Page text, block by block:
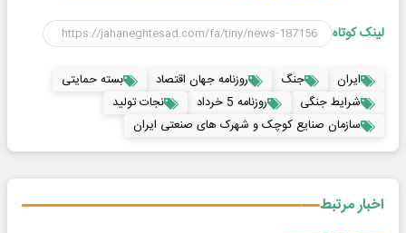
لینک کوتاه
ایران جنگ روزنامه جهان اقتصاد
بسته حمایتی
شرایط جنگی
روزنامه 5 خرداد
نجات تولید
سازمان صنایع کوچک و شهرک های صنعتی ایران
اخبار مرتبط